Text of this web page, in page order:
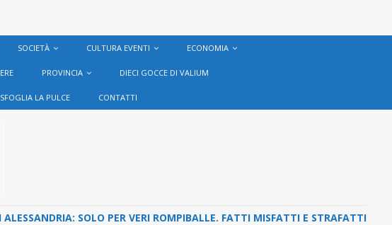
SOCIETÀ CULTURA EVENTI ECONOMIA
PROVINCIA DIECI GOCCE DI VALIUM
SFOGLIA LA PULCE CONTATTI
SOLO PER VERI ROMPIBALLE. FATTI MISFATTI E STRAFATTI